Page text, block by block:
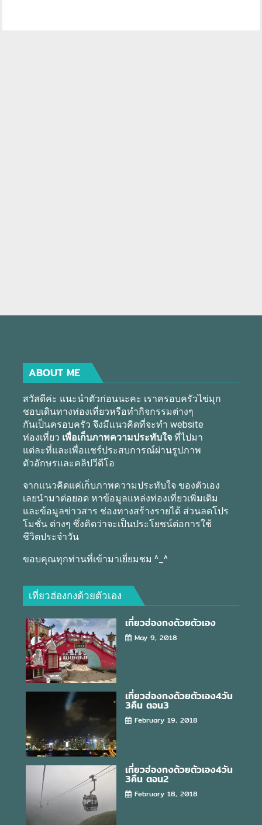
ABOUT ME
สวัสดีค่ะ แนะนำตัวก่อนนะคะ เราครอบครัวไข่มุก
ชอบเดินทางท่องเที่ยวหรือทำกิจกรรมต่างๆ
กันเป็นครอบครัว จึงมีแนวคิดที่จะทำ website
ท่องเที่ยว เพื่อเก็บภาพความประทับใจที่ไปมา
แต่ละที่และเพื่อแชร์ประสบการณ์ผ่านรูปภาพ
ตัวอักษรและคลิปวีดีโอ
จากแนวคิดแค่เก็บภาพความประทับใจ ของตัวเอง
เลยนำมาต่อยอด หาข้อมูลแหล่งท่องเที่ยวเพิ่มเติม
และข้อมูลข่าวสาร ช่องทางสร้างรายได้ ส่วนลดโปร
โมชั่น ต่างๆ ซึ่งคิดว่าจะเป็นประโยชน์ต่อการใช้
ชีวิตประจำวัน
ขอบคุณทุกท่านที่เข้ามาเยี่ยมชม ^_^
เที่ยวฮ่องกงด้วยตัวเอง
เที่ยวฮ่องกงด้วยตัวเอง
May 9, 2018
เที่ยวฮ่องกงด้วยตัวเอง4วัน
3คืน ตอน3
February 19, 2018
เที่ยวฮ่องกงด้วยตัวเอง4วัน
3คืน ตอน2
February 18, 2018